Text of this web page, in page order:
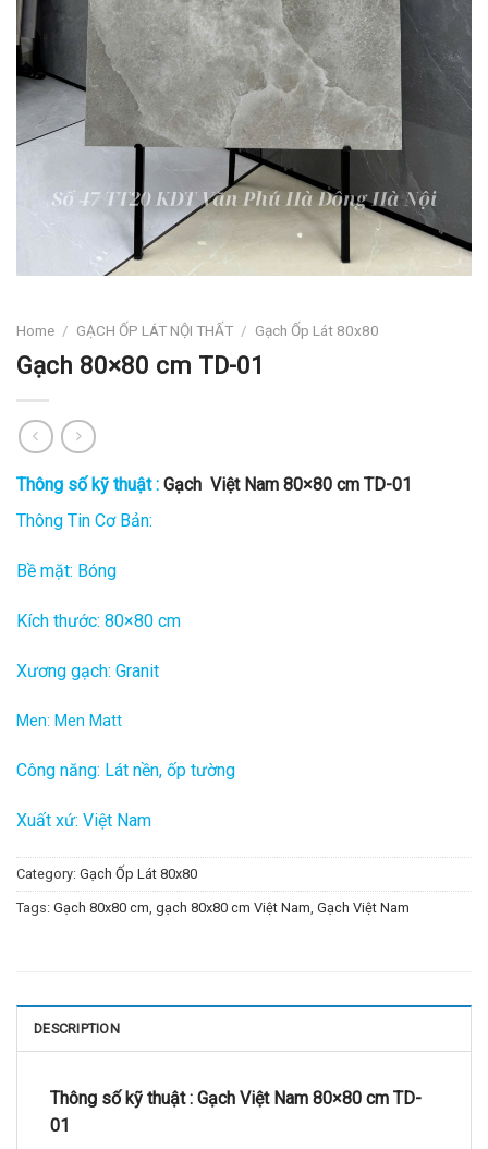
Home / GẠCH ỐP LÁT NỘI THẤT / Gạch Ốp Lát 80x80
Gạch 80×80 cm TD-01
Thông số kỹ thuật : Gạch Việt Nam 80×80 cm TD-01
Thông Tin Cơ Bản:
Bề mặt: Bóng
Kích thước: 80×80 cm
Xương gạch: Granit
Men: Men Matt
Công năng: Lát nền, ốp tường
Xuất xứ: Việt Nam
Category: Gạch Ốp Lát 80x80
Tags: Gạch 80x80 cm gạch 80x80 cm Việt Nam Gạch Việt Nam
DESCRIPTION
Thông số kỹ thuật : Gạch Việt Nam 80×80 cm TD-
01